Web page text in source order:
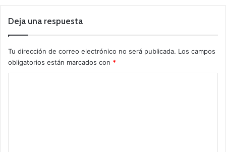
Deja una respuesta
Tu dirección de correo electrónico no será publicada. Los campos
obligatorios están marcados con *